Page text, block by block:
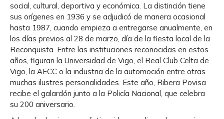
social, cultural, deportiva y económica. La distinción tiene
sus orígenes en 1936 y se adjudicó de manera ocasional
hasta 1987, cuando empieza a entregarse anualmente, en
los días previos al 28 de marzo, día de la fiesta local de la
Reconquista. Entre las instituciones reconocidas en estos
años, figuran la Universidad de Vigo, el Real Club Celta de
Vigo, la AECC o la industria de la automoción entre otras
muchas ilustres personalidades. Este año, Ribera Povisa
recibe el galardón junto a la Policía Nacional, que celebra
su 200 aniversario.